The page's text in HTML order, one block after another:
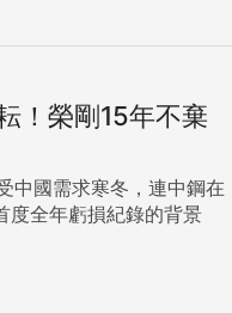
！榮剛15年不棄
中國需求寒冬，連中鋼在
度全年虧損紀錄的背景